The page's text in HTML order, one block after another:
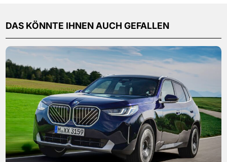
DAS KÖNNTE IHNEN AUCH GEFALLEN